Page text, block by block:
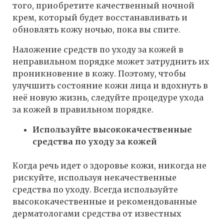
того, приобретите качественный ночной
крем, который будет восстанавливать и
обновлять кожу ночью, пока вы спите.
Наложение средств по уходу за кожей в
неправильном порядке может затруднить их
проникновение в кожу. Поэтому, чтобы
улучшить состояние кожи лица и вдохнуть в
неё новую жизнь, следуйте процедуре ухода
за кожей в правильном порядке.
Используйте высококачественные
средства по уходу за кожей
Когда речь идет о здоровье кожи, никогда не
рискуйте, используя некачественные
средства по уходу. Всегда используйте
высококачественные и рекомендованные
дерматологами средства от известных